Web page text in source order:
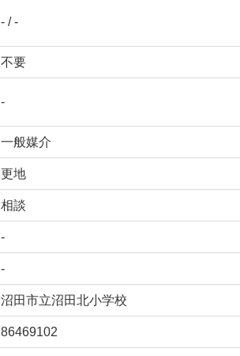
- / -
不要
-
一般媒介
更地
相談
-
-
沼田市立沼田北小学校
86469102